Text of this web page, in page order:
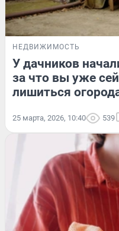
НЕДВИЖИМОСТЬ
У дачников
за что вы уже
лишиться
25 марта, 2026, 10:40 539